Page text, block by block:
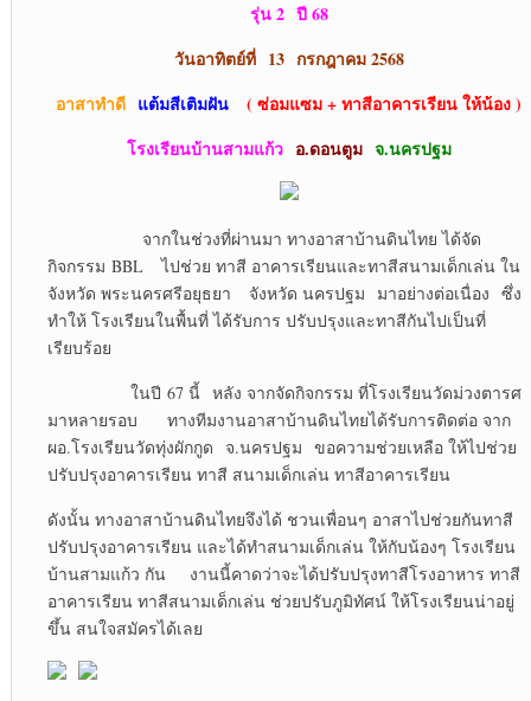
รุ่น 2 ปี 68
วันอาทิตย์ที่ 13 กรกฎาคม 2568
อาสาทำดี แต้มสีเติมฝัน
( ซ่อมแซม + ทาสีอาคารเรียน ให้น้อง )
โรงเรียนบ้านสามแก้ว อ.ดอนตูม จ.นครปฐม
จากในช่วงที่ผ่านมา ทางอาสาบ้านดินไทย ได้จัด
กิจกรรม BBL ไปช่วย ทาสี อาคารเรียนและทาสีสนามเด็กเล่น ใน
จังหวัด พระนครศรีอยุธยา จังหวัด นครปฐม มาอย่างต่อเนื่อง ซึ่ง
ทำให้ โรงเรียนในพื้นที่ ได้รับการ ปรับปรุงและทาสีกันไปเป็นที่
เรียบร้อย
ในปี 67 นี้ หลัง จากจัดกิจกรรม ที่โรงเรียนวัดม่วงตารศ
มาหลายรอบ ทางทีมงานอาสาบ้านดินไทยได้รับการติดต่อ จาก
ผอ.โรงเรียนวัดทุ่งผักกูด จ.นครปฐม ขอความช่วยเหลือ ให้ไปช่วย
ปรับปรุงอาคารเรียน ทาสี สนามเด็กเล่น ทาสีอาคารเรียน
ดังนั้น ทางอาสาบ้านดินไทยจึงได้ ชวนเพื่อนๆ อาสาไปช่วยกันทาสี
ปรับปรุงอาคารเรียน และได้ทำสนามเด็กเล่น ให้กับน้องๆ โรงเรียน
บ้านสามแก้ว กัน งานนี้คาดว่าจะได้ปรับปรุงทาสีโรงอาหาร ทาสี
อาคารเรียน ทาสีสนามเด็กเล่น ช่วยปรับภูมิทัศน์ ให้โรงเรียนน่าอยู่
ขึ้น สนใจสมัครได้เลย